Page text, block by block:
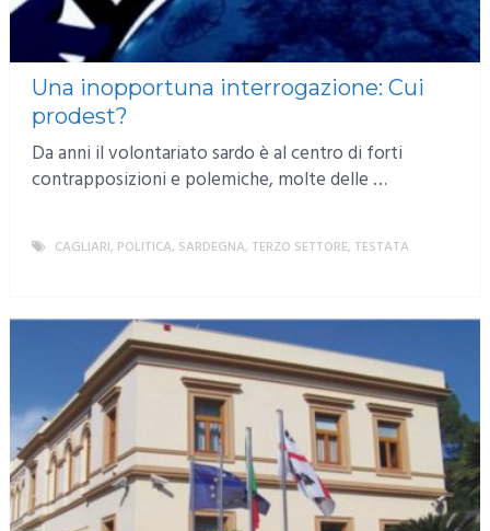
Una inopportuna interrogazione: Cui
prodest?
Da anni il volontariato sardo è al centro di forti
contrapposizioni e polemiche, molte delle …
CAGLIARI, POLITICA, SARDEGNA, TERZO SETTORE, TESTATA